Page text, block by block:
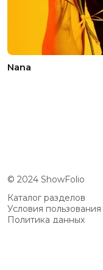
Nana
© 2024 ShowFolio
Каталог разделов
Условия пользования
Политика данных